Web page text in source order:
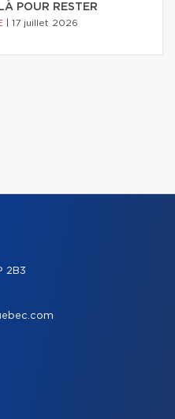
POUR RESTER
17 juillet 2026
2B3